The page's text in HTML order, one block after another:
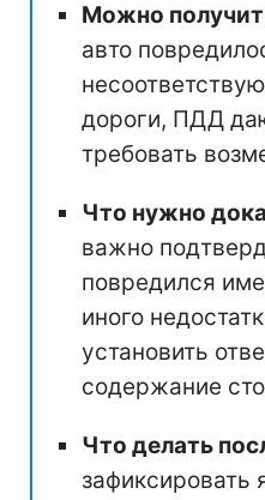
Можно
авто
дороги, ПДД
требовать
Что нужно
важно
повредился
иного
установить
содержание
Что делать
зафиксировать